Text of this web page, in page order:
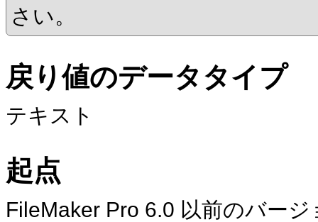
さい。
戻り値のデータタイプ
テキスト
起点
FileMaker Pro 6.0 以前のバージ